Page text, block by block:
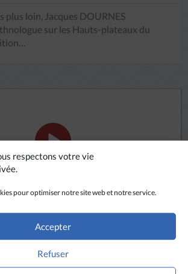
respectons votre vie
pour optimiser notre site web et notre service.
Accepter
Refuser
plus loin, Jacques DOURNES
sur les Hauts-plateaux du